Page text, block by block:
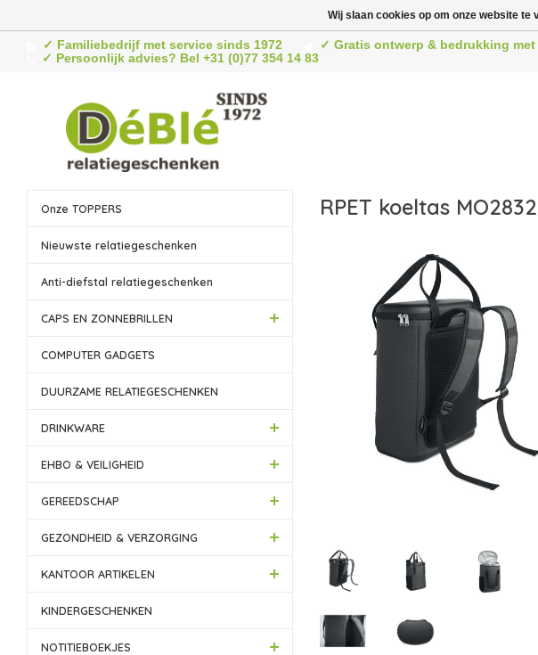
✓ Familiebedrijf met service sinds 1972 ✓ Gratis ontwerp & bedrukking
✓ Persoonlijk advies? Bel +31 (0)77 354 14 83
Onze TOPPERS
Nieuwste relatiegeschenken
Anti-diefstal relatiegeschenken
CAPS EN ZONNEBRILLEN
COMPUTER GADGETS
DUURZAME RELATIEGESCHENKEN
DRINKWARE
EHBO & VEILIGHEID
GEREEDSCHAP
GEZONDHEID & VERZORGING
KANTOOR ARTIKELEN
KINDERGESCHENKEN
NOTITIEBOEKJES
RPET koeltas
Wij slaan cookies op om onze website te